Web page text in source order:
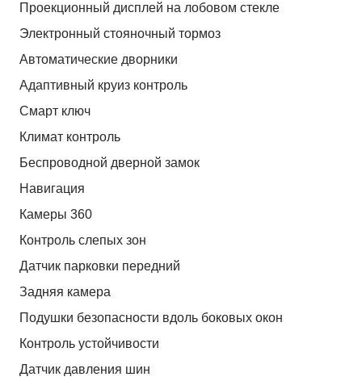
Проекционный дисплей на лобовом стекле
Электронный стояночный тормоз
Автоматические дворники
Адаптивный круиз контроль
Смарт ключ
Климат контроль
Беспроводной дверной замок
Навигация
Камеры 360
Контроль слепых зон
Датчик парковки передний
Задняя камера
Подушки безопасности вдоль боковых окон
Контроль устойчивости
Датчик давления шин